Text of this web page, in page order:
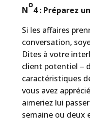
N
o
4 : Préparez
Si les affaires
conversation,
Dites à votre
client potentiel –
caractéristiques
vous avez
aimeriez lui
semaine ou deux